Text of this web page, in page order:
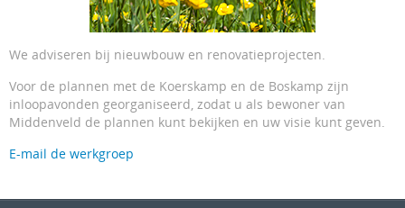
We adviseren bij nieuwbouw en renovatieprojecten.
Voor de plannen met de Koerskamp en de Boskamp zijn
inloopavonden georganiseerd, zodat u als bewoner van
Middenveld de plannen kunt bekijken en uw visie kunt geven.
E-mail de werkgroep